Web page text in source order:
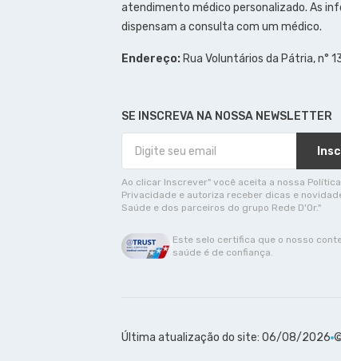
atendimento médico personalizado. As
dispensam a consulta com um médico.
Endereço: Rua Voluntários da Pátria, n°
SE INSCREVA NA NOSSA NEWSLETTER
Ao clicar Inscrever" você aceita a nossa
Privacidade e autoriza receber dicas e
Saúde e dos parceiros do grupo Rede D'Or."
Este selo certifica que o nosso
saúde é de confiança.
Última atualização do site: 06/08/2026